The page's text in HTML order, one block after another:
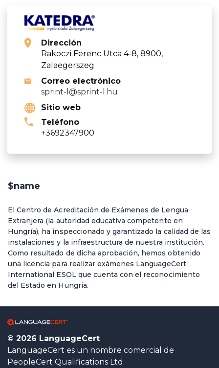
Dirección
Rakoczi Ferenc Utca 4-8, 8900,
Zalaegerszeg
Correo electrónico
sprint-l@sprint-l.hu
Sitio web
Teléfono
+3692347900
$name
El Centro de Acreditación de Exámenes de Lengua
Extranjera (la autoridad educativa competente en
Hungría), ha inspeccionado y garantizado la calidad de las
instalaciones y la infraestructura de nuestra institución.
Como resultado de dicha aprobación, hemos obtenido
una licencia para realizar exámenes LanguageCert
International ESOL que cuenta con el reconocimiento
del Estado en Hungría.
© 2026 LanguageCert
LanguageCert es un nombre comercial de
PeopleCert Qualifications Ltd.